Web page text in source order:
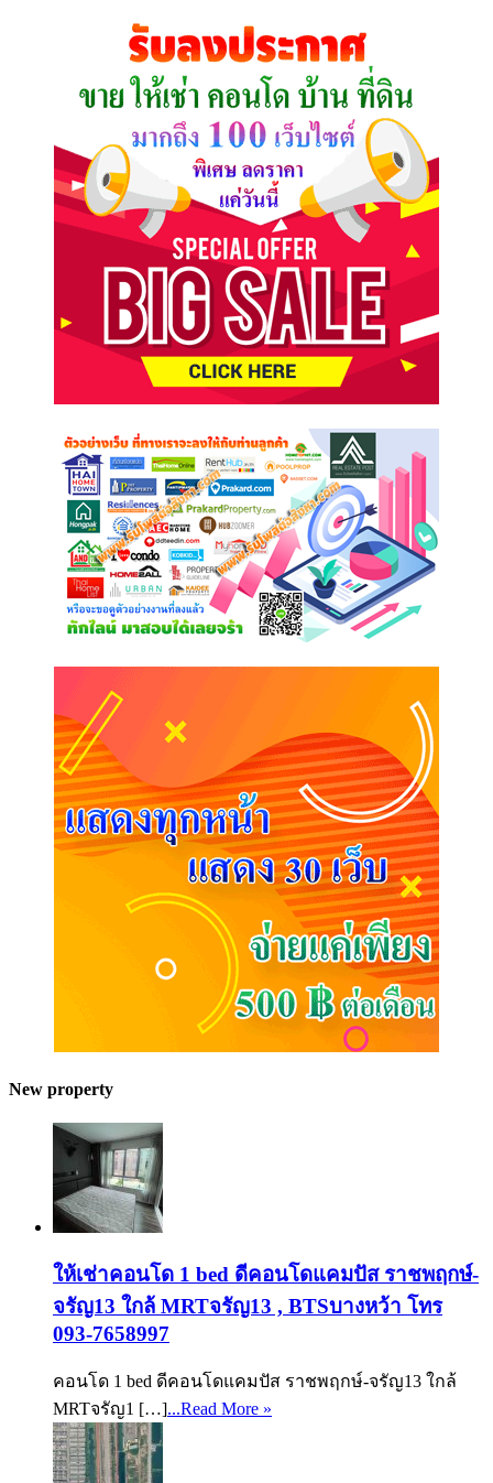
New property
ให้เช่าคอนโด 1 bed ดีคอนโดแคมปัส ราชพฤกษ์-
จรัญ13 ใกล้ MRTจรัญ13 , BTSบางหว้า โทร
093-7658997
คอนโด 1 bed ดีคอนโดแคมปัส ราชพฤกษ์-จรัญ13 ใกล้
MRTจรัญ1 […]...Read More »